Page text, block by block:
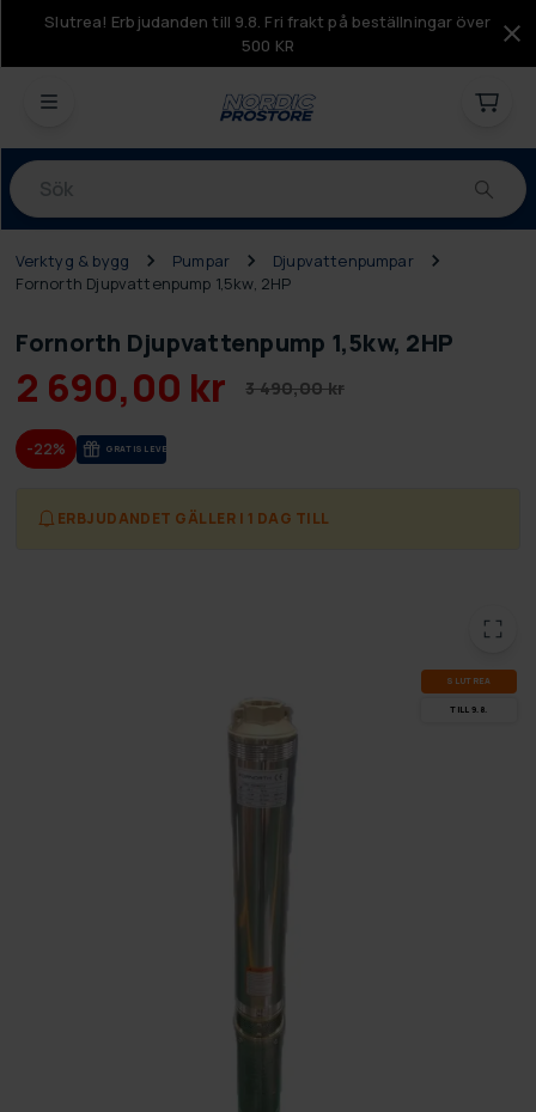
Slutrea! Erbjudanden till 9.8. Fri frakt på beställningar över
500 KR
Produkter
Verktyg & bygg Pumpar
Djupvattenpumpar
Fornorth Djupvattenpump 1,5kw, 2HP
Fornorth Djupvattenpump 1,5kw, 2HP
2 690,00 kr 3 490,00 kr
-22% GRA­TIS LE­VE­RANS
ERBJUDANDET GÄLLER I 1 DAG TILL
SLUT­REA
TILL 9.8.